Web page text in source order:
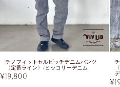
チノフィットセルビッチデニムパンツ
〈定番ライン〉/ヒッコリーデニム
¥19,800
¥